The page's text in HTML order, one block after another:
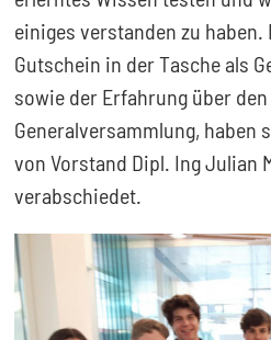
einiges verstanden zu haben.
Gutschein in der Tasche als
sowie der Erfahrung über
Generalversammlung, haben
von Vorstand Dipl. Ing Julian
verabschiedet.